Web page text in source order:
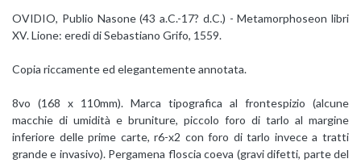
OVIDIO, Publio Nasone (43 a.C.-17? d.C.) - Metamorphoseon libri
XV. Lione: eredi di Sebastiano Grifo, 1559.
Copia riccamente ed elegantemente annotata.
8vo (168 x 110mm). Marca tipografica al frontespizio (alcune
macchie di umidità e bruniture, piccolo foro di tarlo al margine
inferiore delle prime carte, r6-x2 con foro di tarlo invece a tratti
grande e invasivo). Pergamena floscia coeva (gravi difetti, parte del